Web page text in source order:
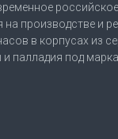
производстве и
в корпусах из
палладия под